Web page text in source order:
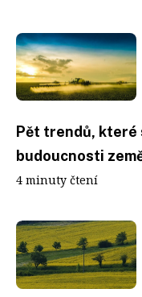
Pět trendů, které
budoucnosti
4 minuty čtení